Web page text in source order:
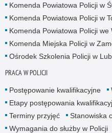
Komenda Powiatowa Policji w
Komenda Powiatowa Policji w
Komenda Powiatowa Policji we
Komenda Miejska Policji w
Ośrodek Szkolenia Policji w
PRACA W POLICJI
Postępowanie kwalifikacyjne
Etapy postępowania
Terminy przyjęć
Stanowiska
Wymagania do służby w Policji